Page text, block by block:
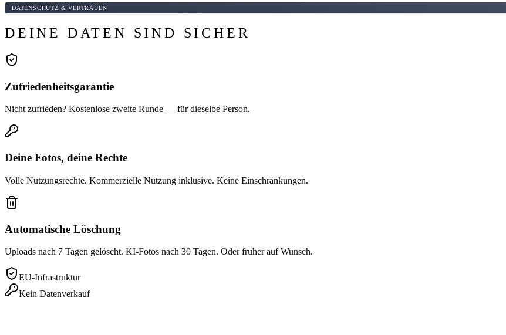
DATENSCHUTZ & VERTRAUEN
DEINE DATEN SIND SICHER
Zufriedenheitsgarantie
Nicht zufrieden? Kostenlose zweite Runde — für dieselbe Person.
Deine Fotos, deine Rechte
Volle Nutzungsrechte. Kommerzielle Nutzung inklusive. Keine Einschränkungen.
Automatische Löschung
Uploads nach 7 Tagen gelöscht. KI-Fotos nach 30 Tagen. Oder früher auf Wunsch.
EU-Infrastruktur
Kein Datenverkauf